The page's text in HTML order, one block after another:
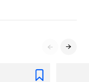
 
